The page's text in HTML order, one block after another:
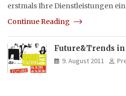
erstmals Ihre Dienstleistungen
Continue Reading
Future&Trends
9. August 2011